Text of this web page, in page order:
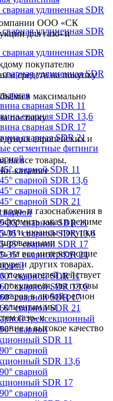
удлиненная SDR
удлиненная SDR
удлиненная SDR
удлиненная SDR
сварная SDR 11
сварная SDR 13,6
сварная SDR 17
сварная SDR 21
сегментные фитинги
сварной SDR 11
сварной SDR 13,6
сварной SDR 17
сварной SDR 21
35° сварной SDR 11
35° сварной SDR 13,6
35° сварной SDR 17
35° сварной SDR 21
сварной SDR 11
сварной SDR 13,6
сварной SDR 17
сварной SDR 21
трехсекционный
сварной
SDR 11
сварной
SDR 13,6
сварной
SDR 17
сварной
ООО «СК
для газо- и
покупателю
и средств на покупку
в максимально
поставку
европейских и
на все товары,
каталоге
и газоснабжения в
заказ в режиме
и нюансы покупки
на все интересующие
и других товарах.
действует
покупателя, мы готовы
в любой регион
клиентам мы
газо- и
и высокое качество